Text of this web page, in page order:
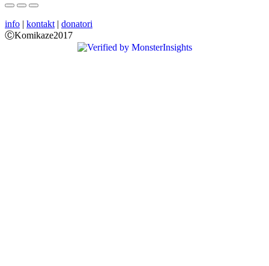
info | kontakt | donatori
ⒸKomikaze2017